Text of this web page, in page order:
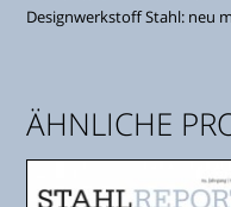
Designwerkstoff Stahl: neu
ÄHNLICHE